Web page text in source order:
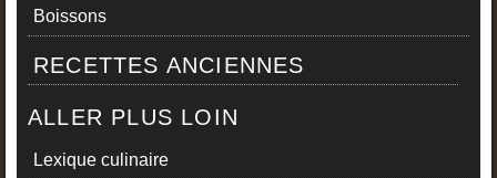
Boissons
RECETTES ANCIENNES
ALLER PLUS LOIN
Lexique culinaire